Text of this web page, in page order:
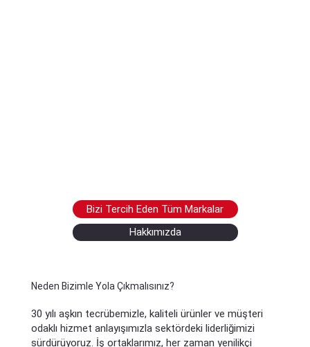
Bizi Tercih Eden Tüm Markalar
Hakkımızda
Neden Bizimle Yola Çıkmalısınız?
30 yılı aşkın tecrübemizle, kaliteli ürünler ve müşteri
odaklı hizmet anlayışımızla sektördeki liderliğimizi
sürdürüyoruz. İş ortaklarımız, her zaman yenilikçi